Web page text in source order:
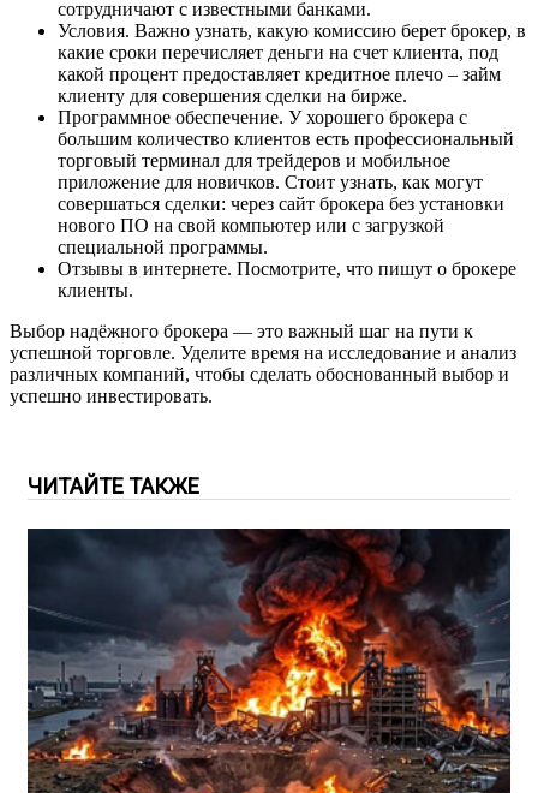
сотрудничают с известными банками.
Условия. Важно узнать, какую комиссию берет брокер, в
какие сроки перечисляет деньги на счет клиента, под
какой процент предоставляет кредитное плечо – займ
клиенту для совершения сделки на бирже.
Программное обеспечение. У хорошего брокера с
большим количество клиентов есть профессиональный
торговый терминал для трейдеров и мобильное
приложение для новичков. Стоит узнать, как могут
совершаться сделки: через сайт брокера без установки
нового ПО на свой компьютер или с загрузкой
специальной программы.
Отзывы в интернете. Посмотрите, что пишут о брокере
клиенты.
Выбор надёжного брокера — это важный шаг на пути к
успешной торговле. Уделите время на исследование и анализ
различных компаний, чтобы сделать обоснованный выбор и
успешно инвестировать.
ЧИТАЙТЕ ТАКЖЕ